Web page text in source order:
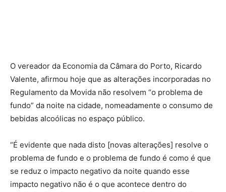
O vereador da Economia da Câmara do Porto, Ricardo
Valente, afirmou hoje que as alterações incorporadas no
Regulamento da Movida não resolvem “o problema de
fundo” da noite na cidade, nomeadamente o consumo de
bebidas alcoólicas no espaço público.
“É evidente que nada disto [novas alterações] resolve o
problema de fundo e o problema de fundo é como é que
se reduz o impacto negativo da noite quando esse
impacto negativo não é o que acontece dentro do